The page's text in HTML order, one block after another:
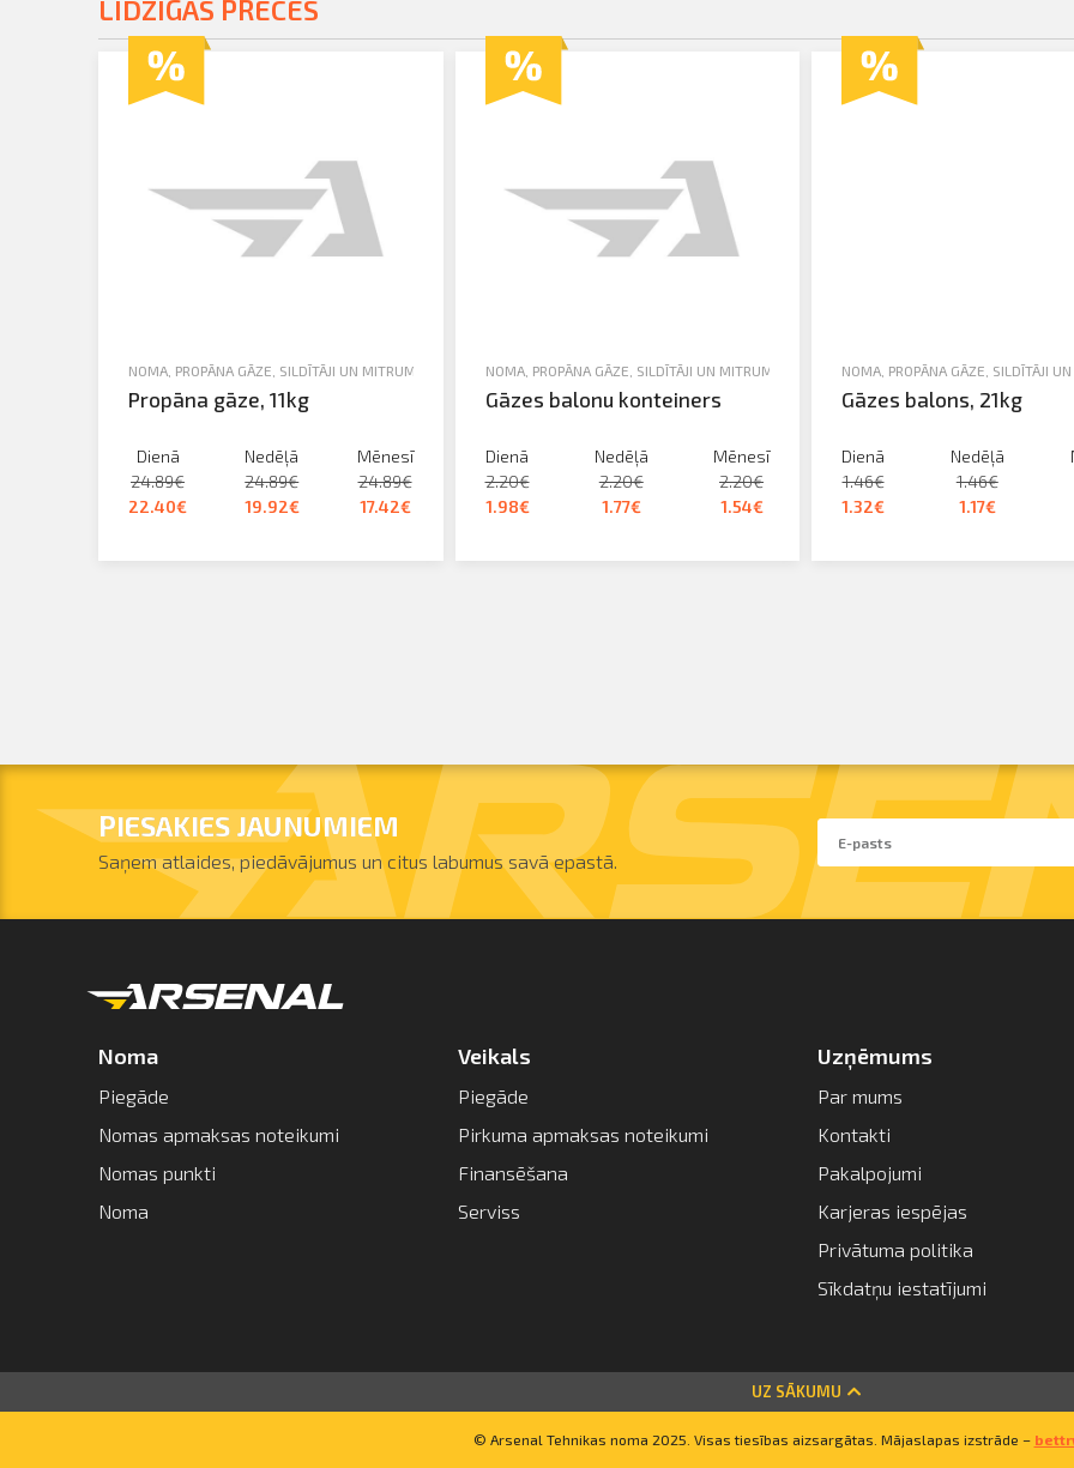
LĪDZĪGAS PRECES
NOMA PROPĀNA GĀZE SILDĪTĀJI UN MITRUMA SAVĀCĒJI
Propāna gāze, 11kg
Dienā
24.89€
22.40€
Nedēļā
24.89€
19.92€
Mēnesī
24.89€
17.42€
NOMA, PROPĀNA GĀZE SILDĪTĀJI UN MITRUMA SAVĀCĒJI
Gāzes balonu konteiners
Dienā
2.20€
1.98€
Nedēļā
2.20€
1.77€
Mēnesī
2.20€
1.54€
NOMA PROPĀNA GĀZE SILDĪTĀJI UN
Gāzes balons, 21kg
Dienā
1.46€
1.32€
Nedēļā
1.46€
1.17€
PIESAKIES JAUNUMIEM
Saņem atlaides, piedāvājumus un citus labumus savā epastā.
Noma
Piegāde
Nomas apmaksas noteikumi
Nomas punkti
Noma
Veikals
Piegāde
Pirkuma apmaksas noteikumi
Finansēšana
Serviss
Uzņēmums
Par mums
Kontakti
Pakalpojumi
Karjeras iespējas
Privātuma politika
Sīkdatņu iestatījumi
UZ SĀKUMU
© Arsenal Tehnikas noma 2025. Visas tiesības aizsargātas. Mājaslapas izstrāde –